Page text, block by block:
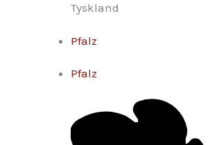
Tyskland
Pfalz
Pfalz